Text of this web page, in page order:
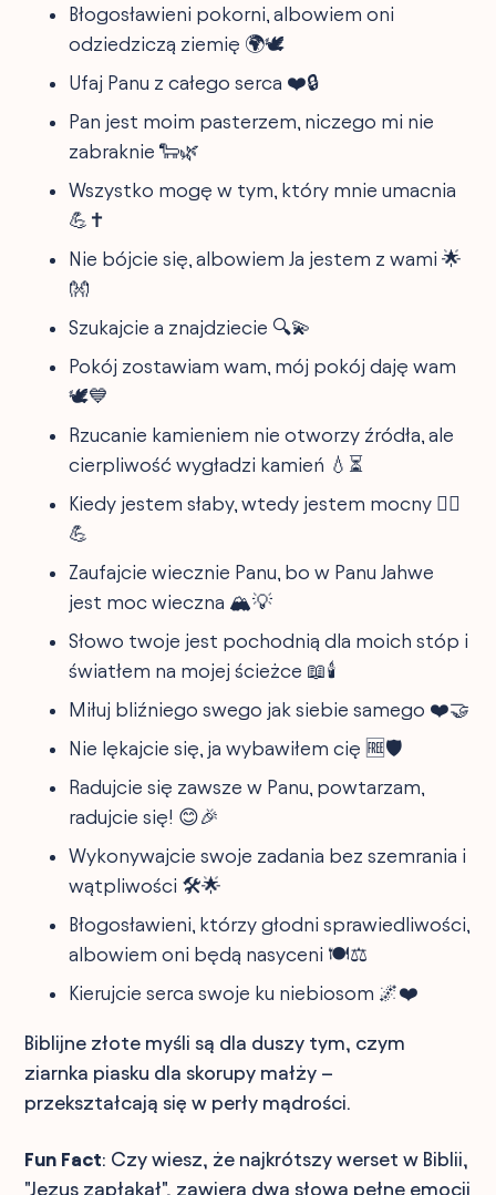
Błogosławieni pokorni, albowiem oni
odziedziczą ziemię 🌍🕊️
Ufaj Panu z całego serca ❤️🔒
Pan jest moim pasterzem, niczego mi nie
zabraknie 🐑🌿
Wszystko mogę w tym, który mnie umacnia
💪✝️
Nie bójcie się, albowiem Ja jestem z wami 🌟
👐
Szukajcie a znajdziecie 🔍💫
Pokój zostawiam wam, mój pokój daję wam
🕊️💙
Rzucanie kamieniem nie otworzy źródła, ale
cierpliwość wygładzi kamień 💧⏳
Kiedy jestem słaby, wtedy jestem mocny 🚶‍♂️
💪
Zaufajcie wiecznie Panu, bo w Panu Jahwe
jest moc wieczna 🏔️💡
Słowo twoje jest pochodnią dla moich stóp i
światłem na mojej ścieżce 📖🕯️
Miłuj bliźniego swego jak siebie samego ❤️🤝
Nie lękajcie się, ja wybawiłem cię 🆓🛡️
Radujcie się zawsze w Panu, powtarzam,
radujcie się! 😊🎉
Wykonywajcie swoje zadania bez szemrania i
wątpliwości 🛠️🌟
Błogosławieni, którzy głodni sprawiedliwości,
albowiem oni będą nasyceni 🍽️⚖️
Kierujcie serca swoje ku niebiosom 🌌❤️
Biblijne złote myśli są dla duszy tym, czym
ziarnka piasku dla skorupy małży –
przekształcają się w perły mądrości.
Fun Fact: Czy wiesz, że najkrótszy werset w Biblii,
"Jezus zapłakał", zawiera dwa słowa pełne emocji